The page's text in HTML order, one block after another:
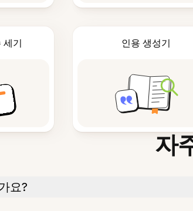
세기 인용 생성기
자
요?